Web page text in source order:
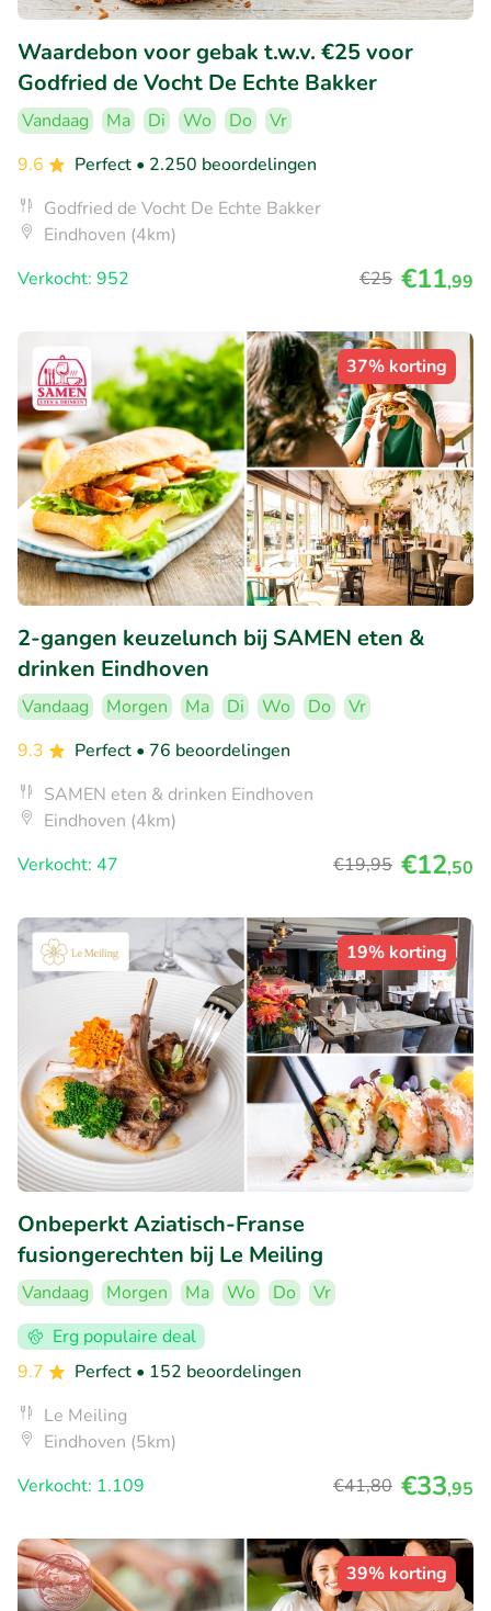
Waardebon voor gebak t.w.v. €25 voor
Godfried de Vocht De Echte Bakker
Vandaag Ma Di Wo Do
Vr
9.6
Perfect • 2.250 beoordelingen
Godfried de Vocht De Echte Bakker
Eindhoven (4km)
Verkocht: 952
€25 €11,99
37% korting
2-gangen keuzelunch bij SAMEN eten &
drinken Eindhoven
Vandaag Morgen Ma Di Wo Do
Vr
9.3
Perfect • 76 beoordelingen
SAMEN eten & drinken Eindhoven
Eindhoven (4km)
Verkocht: 47
€19,95 €12,50
19% korting
Onbeperkt Aziatisch-Franse
fusiongerechten bij Le Meiling
Vandaag Morgen Ma Wo Do
Vr
Erg populaire deal
9.7
Perfect • 152 beoordelingen
Le Meiling
Eindhoven (5km)
Verkocht: 1.109
€41,80 €33,95
39% korting